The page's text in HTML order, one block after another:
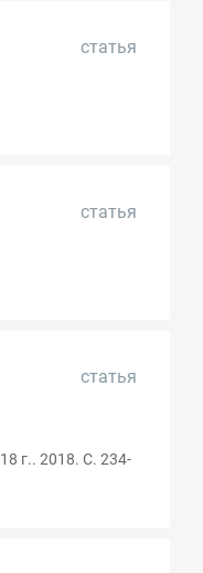
статья
статья
статья
г.. 2018. С. 234-